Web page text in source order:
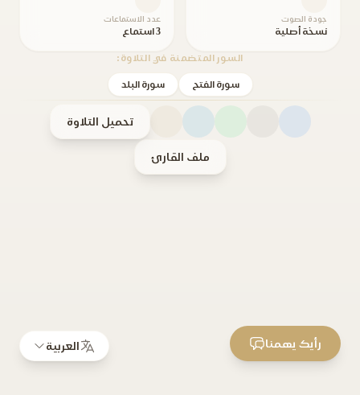
جودة الصوت
نسخة أصلية
عدد الاستماعات
3 استماع
السور المتضمنة في التلاوة:
سورة الفتح سورة البلد
تحميل التلاوة
ملف القارئ
العربية رأيك يهمنا